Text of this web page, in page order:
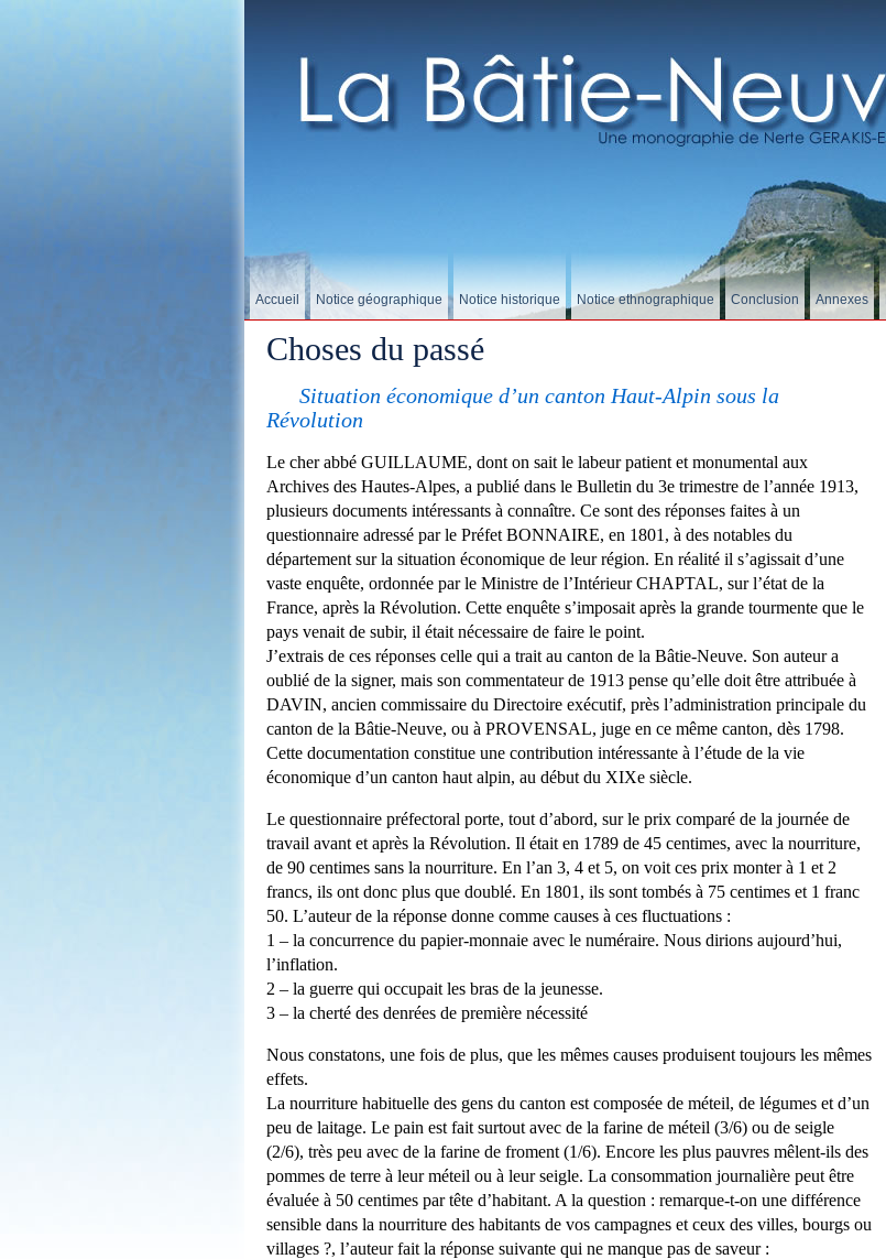
Accueil Notice géographique Notice historique Notice ethnographique Conclusion Annexes
Choses du passé
Situation économique d’un canton Haut-Alpin sous la
Révolution
Le cher abbé GUILLAUME, dont on sait le labeur patient et monumental aux
Archives des Hautes-Alpes, a publié dans le Bulletin du 3e trimestre de l’année 1913,
plusieurs documents intéressants à connaître. Ce sont des réponses faites à un
questionnaire adressé par le Préfet BONNAIRE, en 1801, à des notables du
département sur la situation économique de leur région. En réalité il s’agissait d’une
vaste enquête, ordonnée par le Ministre de l’Intérieur CHAPTAL, sur l’état de la
France, après la Révolution. Cette enquête s’imposait après la grande tourmente que le
pays venait de subir, il était nécessaire de faire le point.
J’extrais de ces réponses celle qui a trait au canton de la Bâtie-Neuve. Son auteur a
oublié de la signer, mais son commentateur de 1913 pense qu’elle doit être attribuée à
DAVIN, ancien commissaire du Directoire exécutif, près l’administration principale du
canton de la Bâtie-Neuve, ou à PROVENSAL, juge en ce même canton, dès 1798.
Cette documentation constitue une contribution intéressante à l’étude de la vie
économique d’un canton haut alpin, au début du XIXe siècle.
Le questionnaire préfectoral porte, tout d’abord, sur le prix comparé de la journée de
travail avant et après la Révolution. Il était en 1789 de 45 centimes, avec la nourriture,
de 90 centimes sans la nourriture. En l’an 3, 4 et 5, on voit ces prix monter à 1 et 2
francs, ils ont donc plus que doublé. En 1801, ils sont tombés à 75 centimes et 1 franc
50. L’auteur de la réponse donne comme causes à ces fluctuations :
1 – la concurrence du papier-monnaie avec le numéraire. Nous dirions aujourd’hui,
l’inflation.
2 – la guerre qui occupait les bras de la jeunesse.
3 – la cherté des denrées de première nécessité
Nous constatons, une fois de plus, que les mêmes causes produisent toujours les mêmes
effets.
La nourriture habituelle des gens du canton est composée de méteil, de légumes et d’un
peu de laitage. Le pain est fait surtout avec de la farine de méteil (3/6) ou de seigle
(2/6), très peu avec de la farine de froment (1/6). Encore les plus pauvres mêlent-ils des
pommes de terre à leur méteil ou à leur seigle. La consommation journalière peut être
évaluée à 50 centimes par tête d’habitant. A la question : remarque-t-on une différence
sensible dans la nourriture des habitants de vos campagnes et ceux des villes, bourgs ou
villages ?, l’auteur fait la réponse suivante qui ne manque pas de saveur :